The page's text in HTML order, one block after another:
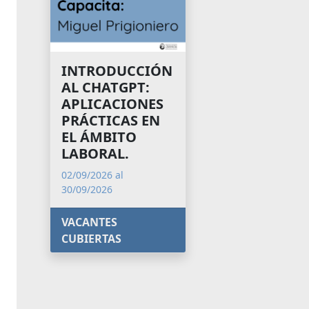
INTRODUCCIÓN
AL CHATGPT:
APLICACIONES
PRÁCTICAS EN
EL ÁMBITO
LABORAL.
02/09/2026 al
30/09/2026
VACANTES
CUBIERTAS